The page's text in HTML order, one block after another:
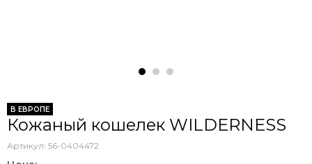
В ЕВРОПЕ
Кожаный кошелек WILDERNESS
Артикул: 56-0404472